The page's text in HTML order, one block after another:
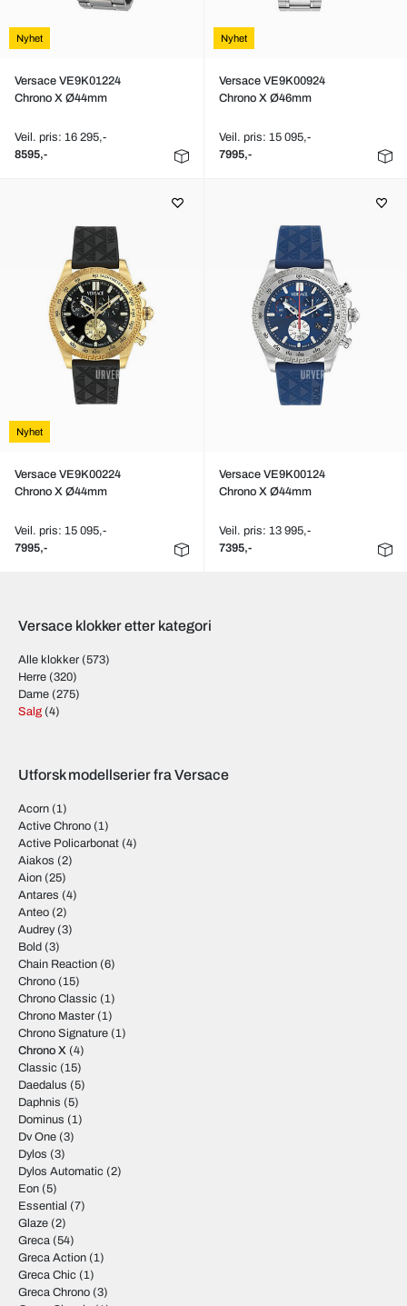
Nyhet
Versace VE9K01224
Chrono X Ø44mm
Veil. pris: 16 295,-
8595,-
Nyhet
Versace VE9K00924
Chrono X Ø46mm
Veil. pris: 15 095,-
7995,-
Nyhet
Versace VE9K00224
Chrono X Ø44mm
Veil. pris: 15 095,-
7995,-
Versace VE9K00124
Chrono X Ø44mm
Veil. pris: 13 995,-
7395,-
Versace klokker etter kategori
Alle klokker (573)
Herre (320)
Dame (275)
Salg (4)
Utforsk modellserier fra Versace
Acorn (1)
Active Chrono (1)
Active Policarbonat (4)
Aiakos (2)
Aion (25)
Antares (4)
Anteo (2)
Audrey(3)
Bold (3)
Chain Reaction (6)
Chrono (15)
Chrono Classic (1)
Chrono Master (1)
Chrono Signature (1)
Chrono X (4)
Classic (15)
Daedalus (5)
Daphnis (5)
Dominus (1)
Dv One (3)
Dylos (3)
Dylos Automatic (2)
Eon (5)
Essential (7)
Glaze (2)
Greca (54)
Greca Action (1)
Greca Chic (1)
Greca Chrono (3)